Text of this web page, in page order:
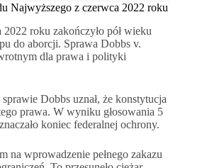
Najwyższego z czerwca 2022 roku
roku zakończyło pół wieku
do aborcji. Sprawa Dobbs v.
dla prawa i polityki
Dobbs uznał, że konstytucja
prawa. W wyniku głosowania 5
koniec federalnej ochrony.
na wprowadzenie pełnego zakazu